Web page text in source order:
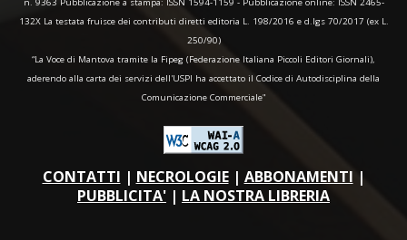
132X La testata fruisce dei contributi diretti editoria L. 198/2016 e d.lgs 70/2017 (ex L.
250/90)
“La Voce di Mantova tramite la Fipeg (Federazione Italiana Piccoli Editori Giornali),
aderendo alla carta dei servizi dell'USPI ha accettato il Codice di Autodisciplina della
Comunicazione Commerciale"
CONTATTI | NECROLOGIE| ABBONAMENTI |
PUBBLICITA' | LA NOSTRA LIBRERIA